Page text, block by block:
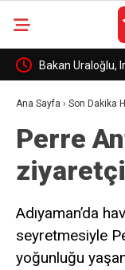
Bakan Uraloğlu,
Ana Sayfa › Son Dakika
Perre
Adıyaman’da
seyretmesiyle
yoğunluğu